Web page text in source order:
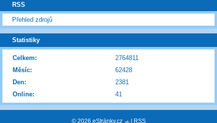
RSS
Přehled zdrojů
Statistiky
Online: 41
Celkem:
2764811
Měsíc:
62428
Den:
2381
© 2026 eStránky.cz RSS